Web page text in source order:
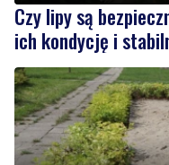
Czy lipy są
ich kondycję i